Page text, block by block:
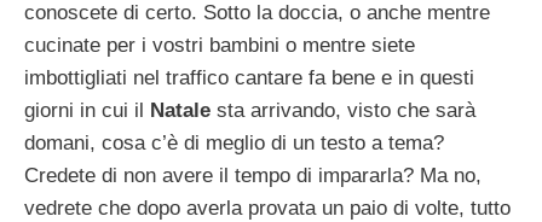
conoscete di certo. Sotto la doccia, o anche mentre
cucinate per i vostri bambini o mentre siete
imbottigliati nel traffico cantare fa bene e in questi
giorni in cui il
Natale sta arrivando, visto che sarà
domani, cosa c’è di meglio di un testo a tema?
Credete di non avere il tempo di impararla? Ma no,
vedrete che dopo averla provata un paio di volte, tutto